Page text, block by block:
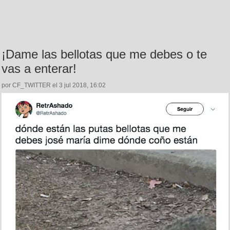
¡Dame las bellotas que me debes o te
vas a enterar!
por CF_TWITTER el 3 jul 2018, 16:02